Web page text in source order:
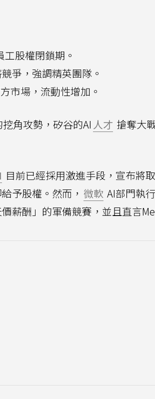
股權閉鎖期。
爭，強調精英團隊。
市場，流動性增加。
角攻勢，矽谷的AI 人才 搶奪大
目前已經採用激進手段，宣布將
予股權。然而， 微軟 AI部門執
薪酬」的軍備競賽，並且直言